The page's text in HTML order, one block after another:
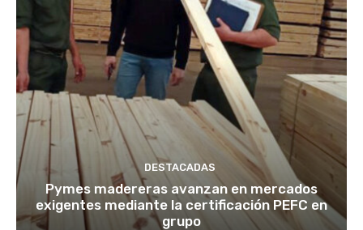
DESTACADAS
Pymes madereras avanzan en mercados
exigentes mediante la certificación PEFC en
grupo